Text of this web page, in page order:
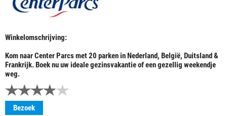
Winkelomschrijving:
Kom naar Center Parcs met 20 parken in Nederland, België, Duitsland &
Frankrijk. Boek nu uw ideale gezinsvakantie of een gezellig weekendje
weg.
Bezoek